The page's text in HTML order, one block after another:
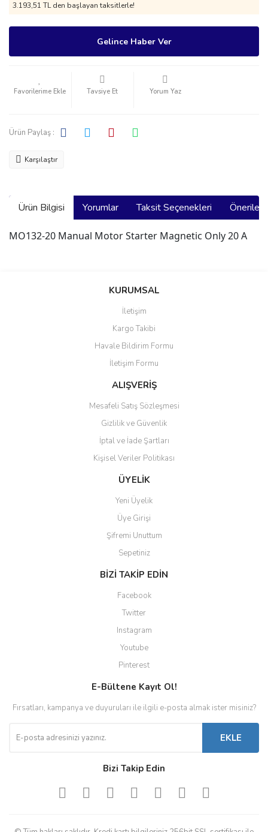
3.193,51 TL den başlayan taksitlerle!
Gelince Haber Ver
Tavsiye Et Yorum Yaz
Ürün Paylaş :
Karşılaştır
Ürün Bilgisi Yorumlar Taksit Seçenekleri
MO132-20 Manual Motor Starter Magnetic Only 20 A
Bu ürüne ilk yorumu siz yapın!
Ürün resmi kalitesiz, bozuk veya görüntülenemiyor.
Ürün açıklamasında eksik bilgiler bulunuyor.
Ürün bilgilerinde hatalar bulunuyor.
Ürün fiyatı diğer sitelerden daha pahalı.
Gönder
KURUMSAL
İletişim
Kargo Takibi
Havale Bildirim Formu
İletişim Formu
ALIŞVERİŞ
Mesafeli Satış Sözleşmesi
Gizlilik ve Güvenlik
İptal ve İade Şartları
Kişisel Veriler Politikası
ÜYELİK
Yeni Üyelik
Üye Girişi
Şifremi Unuttum
Sepetiniz
BİZİ TAKİP EDİN
Facebook
Twitter
Instagram
Youtube
Pinterest
E-Bültene Kayıt Ol!
Fırsatları, kampanya ve duyuruları ile ilgili e-posta almak ister misiniz?
EKLE
Bizi Takip Edin